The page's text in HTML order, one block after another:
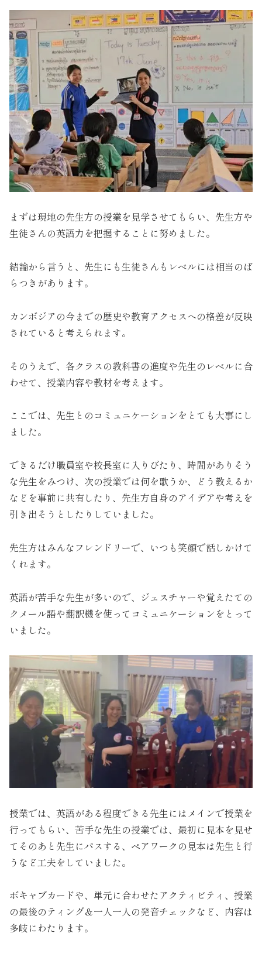
まずは現地の先生方の授業を見学させてもらい、先生方や
生徒さんの英語力を把握することに努めました。
結論から言うと、先生にも生徒さんもレベルには相当のば
らつきがあります。
カンボジアの今までの歴史や教育アクセスへの格差が反映
されていると考えられます。
そのうえで、各クラスの教科書の進度や先生のレベルに合
わせて、授業内容や教材を考えます。
ここでは、先生とのコミュニケーションをとても大事にし
ました。
できるだけ職員室や校長室に入りびたり、時間がありそう
な先生をみつけ、次の授業では何を歌うか、どう教えるか
などを事前に共有したり、先生方自身のアイデアや考えを
引き出そうとしたりしていました。
先生方はみんなフレンドリーで、いつも笑顔で話しかけて
くれます。
英語が苦手な先生が多いので、ジェスチャーや覚えたての
クメール語や翻訳機を使ってコミュニケーションをとって
いました。
授業では、英語がある程度できる先生にはメインで授業を
行ってもらい、苦手な先生の授業では、最初に見本を見せ
てそのあと先生にパスする、ペアワークの見本は先生と行
うなど工夫をしていました。
ボキャブカードや、単元に合わせたアクティビティ、授業
の最後のティング＆一人一人の発音チェックなど、内容は
多岐にわたります。